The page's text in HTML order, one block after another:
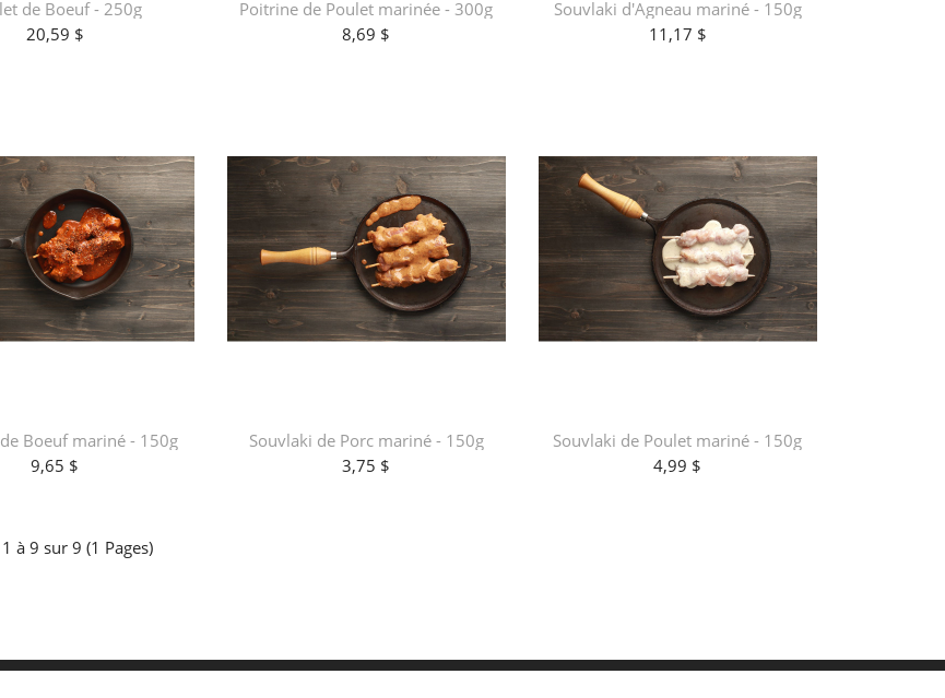
de Boeuf - 250g
20,59 $
Poitrine de Poulet marinée - 300g
8,69 $
Souvlaki d'Agneau mariné - 150g
11,17 $
Boeuf mariné - 150g
9,65 $
Souvlaki de Porc mariné - 150g
3,75 $
Souvlaki de Poulet mariné - 150g
4,99 $
à 9 sur 9 (1 Pages)